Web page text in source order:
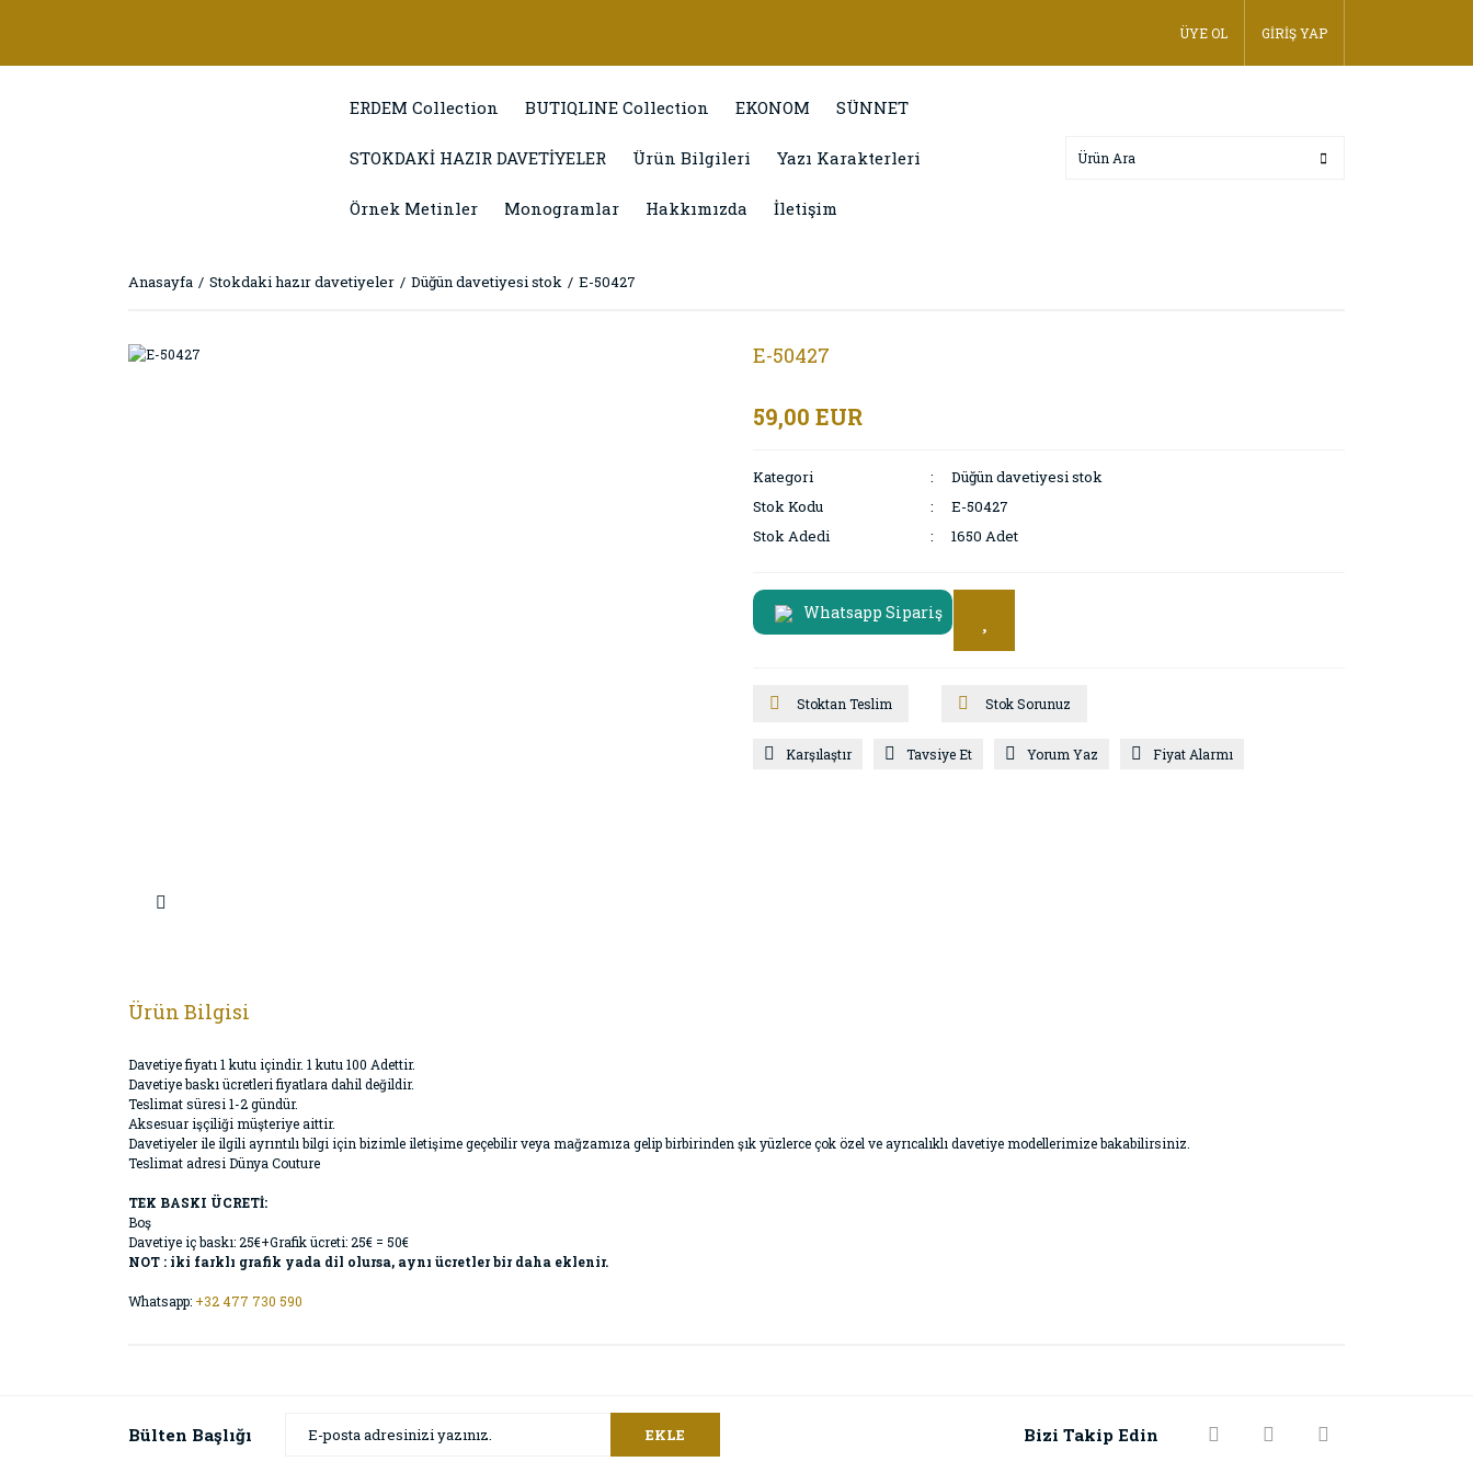
ÜYE OL GİRİŞ YAP
ERDEM Collection BUTIQLINE Collection EKONOM SÜNNET
STOKDAKİ HAZIR DAVETİYELER Ürün Bilgileri Yazı Karakterleri
Örnek Metinler Monogramlar Hakkımızda İletişim
Anasayfa Stokdaki hazır davetiyeler Düğün davetiyesi stok E-50427
E-50427
59,00 EUR
Kategori
Düğün davetiyesi stok
Stok Kodu
E-50427
Stok Adedi
1650 Adet
Whatsapp Sipariş
Stoktan Teslim Stok Sorunuz
Karşılaştır Tavsiye Et Yorum Yaz Fiyat Alarmı
Ürün Bilgisi
Davetiye fiyatı 1 kutu içindir. 1 kutu 100 Adettir.
Davetiye baskı ücretleri fiyatlara dahil değildir.
Teslimat süresi 1-2 gündür.
Aksesuar işçiliği müşteriye aittir.
Davetiyeler ile ilgili ayrıntılı bilgi için bizimle iletişime geçebilir veya mağzamıza gelip birbirinden şık yüzlerce çok özel ve ayrıcalıklı davetiye modellerimize bakabilirsiniz.
Teslimat adresi Dünya Couture
TEK BASKI ÜCRETİ:
Boş
Davetiye iç baskı: 25€+Grafik ücreti: 25€ = 50€
NOT : iki farklı grafik yada dil olursa, aynı ücretler bir daha eklenir.
Whatsapp: +32 477 730 590
Bülten Başlığı EKLE Bizi Takip Edin